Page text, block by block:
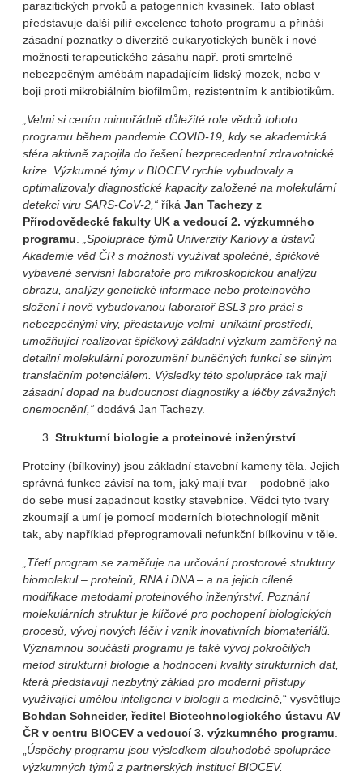
parazitických prvoků a patogenních kvasinek. Tato oblast
představuje další pilíř excelence tohoto programu a přináší
zásadní poznatky o diverzitě eukaryotických buněk i nové
možnosti terapeutického zásahu např. proti smrtelně
nebezpečným amébám napadajícím lidský mozek, nebo v
boji proti mikrobiálním biofilmům, rezistentním k antibiotikům.
„Velmi si cením mimořádně důležité role vědců tohoto
programu během pandemie COVID‑19, kdy se akademická
sféra aktivně zapojila do řešení bezprecedentní zdravotnické
krize. Výzkumné týmy v BIOCEV rychle vybudovaly a
optimalizovaly diagnostické kapacity založené na molekulární
detekci viru SARS‑CoV‑2,“ říká Jan Tachezy z
Přírodovědecké fakulty UK a vedoucí 2. výzkumného
programu. „Spolupráce týmů Univerzity Karlovy a ústavů
Akademie věd ČR s možností využívat společné, špičkově
vybavené servisní laboratoře pro mikroskopickou analýzu
obrazu, analýzy genetické informace nebo proteinového
složení i nově vybudovanou laboratoř BSL3 pro práci s
nebezpečnými viry, představuje velmi unikátní prostředí,
umožňující realizovat špičkový základní výzkum zaměřený na
detailní molekulární porozumění buněčných funkcí se silným
translačním potenciálem. Výsledky této spolupráce tak mají
zásadní dopad na budoucnost diagnostiky a léčby závažných
onemocnění,“ dodává Jan Tachezy.
Strukturní biologie a proteinové inženýrství
Proteiny (bílkoviny) jsou základní stavební kameny těla. Jejich
správná funkce závisí na tom, jaký mají tvar – podobně jako
do sebe musí zapadnout kostky stavebnice. Vědci tyto tvary
zkoumají a umí je pomocí moderních biotechnologií měnit
tak, aby například přeprogramovali nefunkční bílkovinu v těle.
„Třetí program se zaměřuje na určování prostorové struktury
biomolekul – proteinů, RNA i DNA – a na jejich cílené
modifikace metodami proteinového inženýrství. Poznání
molekulárních struktur je klíčové pro pochopení biologických
procesů, vývoj nových léčiv i vznik inovativních biomateriálů.
Významnou součástí programu je také vývoj pokročilých
metod strukturní biologie a hodnocení kvality strukturních dat,
která představují nezbytný základ pro moderní přístupy
využívající umělou inteligenci v biologii a medicíně,“ vysvětluje
Bohdan Schneider, ředitel Biotechnologického ústavu AV
ČR v centru BIOCEV a vedoucí 3. výzkumného programu.
„Úspěchy programu jsou výsledkem dlouhodobé spolupráce
výzkumných týmů z partnerských institucí BIOCEV.